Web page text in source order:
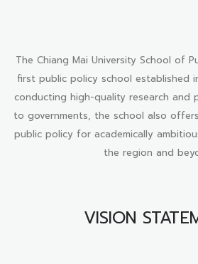
The Chiang Mai University School of
first public policy school established
conducting high-quality research and
to governments, the school also
public policy for academically
the region and
VISION